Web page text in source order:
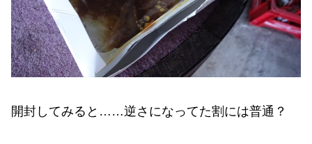
開封してみると……逆さになってた割には普通？